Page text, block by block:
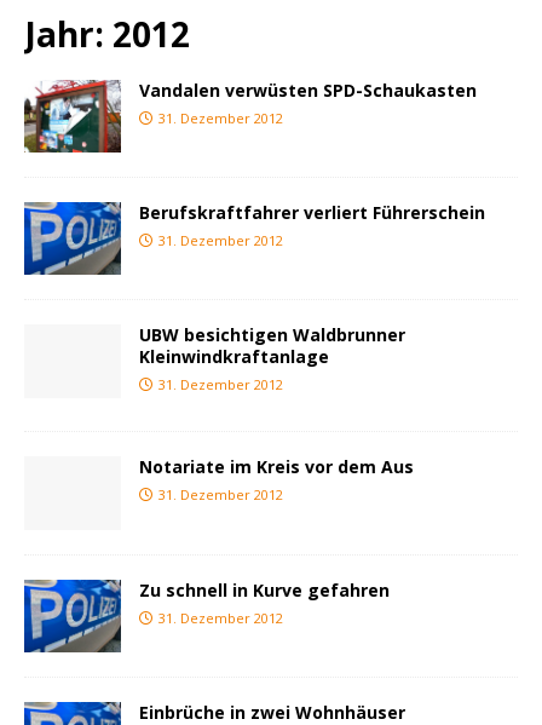
Jahr: 2012
Vandalen verwüsten SPD-Schaukasten
31. Dezember 2012
Berufskraftfahrer verliert Führerschein
31. Dezember 2012
UBW besichtigen Waldbrunner
Kleinwindkraftanlage
31. Dezember 2012
Notariate im Kreis vor dem Aus
31. Dezember 2012
Zu schnell in Kurve gefahren
31. Dezember 2012
Einbrüche in zwei Wohnhäuser